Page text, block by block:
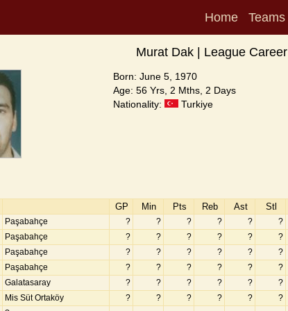
Home Teams
Murat Dak | League Career
Born: June 5, 1970
Age: 56 Yrs, 2 Mths, 2 Days
Nationality:
Turkiye
GP Min Pts Reb Ast Stl
Paşabahçe ? ? ? ? ? ?
Paşabahçe ? ? ? ? ? ?
Paşabahçe ? ? ? ? ? ?
Paşabahçe ? ? ? ? ? ?
Galatasaray ? ? ? ? ? ?
Mis Süt Ortaköy ? ? ? ? ? ?